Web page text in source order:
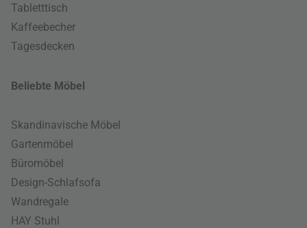
Tabletttisch
Kaffeebecher
Tagesdecken
Beliebte Möbel
Skandinavische Möbel
Gartenmöbel
Büromöbel
Design-Schlafsofa
Wandregale
HAY Stuhl